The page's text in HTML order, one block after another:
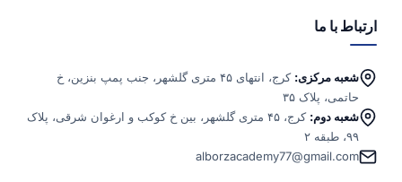
ارتباط با ما
شعبه مرکزی:
کرج، انتهای ۴۵ متری گلشهر، جنب پمپ بنزین، خ
حاتمی، پلاک ۳۵
شعبه دوم:
کرج، ۴۵ متری گلشهر، بین خ کوکب و ارغوان شرقی، پلاک
۹۹، طبقه ۲
alborzacademy77@gmail.com